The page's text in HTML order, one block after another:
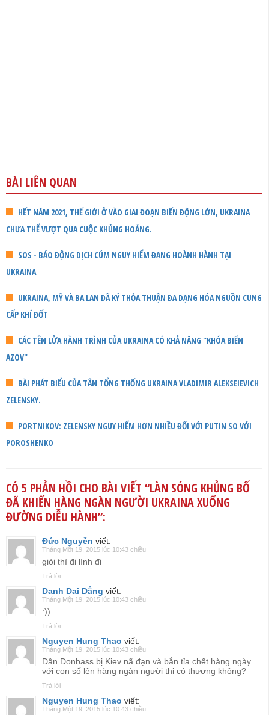
BÀI LIÊN QUAN
HẾT NĂM 2021, THẾ GIỚI Ở VÀO GIAI ĐOẠN BIẾN ĐỘNG LỚN, UKRAINA
CHƯA THỂ VƯỢT QUA CUỘC KHỦNG HOẢNG.
SOS - BÁO ĐỘNG DỊCH CÚM NGUY HIỂM ĐANG HOÀNH HÀNH TẠI
UKRAINA
UKRAINA, MỸ VÀ BA LAN ĐÃ KÝ THỎA THUẬN ĐA DẠNG HÓA NGUỒN CUNG
CẤP KHÍ ĐỐT
CÁC TÊN LỬA HÀNH TRÌNH CỦA UKRAINA CÓ KHẢ NĂNG "KHÓA BIỂN
AZOV"
BÀI PHÁT BIỂU CỦA TÂN TỔNG THỐNG UKRAINA VLADIMIR ALEKSEIEVICH
ZELENSKY.
PORTNIKOV: ZELENSKY NGUY HIỂM HƠN NHIỀU ĐỐI VỚI PUTIN SO VỚI
POROSHENKO
CÓ 5 PHẢN HỒI CHO BÀI VIẾT “LÀN SÓNG KHỦNG BỐ
ĐÃ KHIẾN HÀNG NGÀN NGƯỜI UKRAINA XUỐNG
ĐƯỜNG DIỄU HÀNH”:
Đức Nguyễn viết:
Tháng Một 19, 2015 lúc 10:43 chiều
giỏi thì đi lính đi
Trả lời
Danh Dai Dẳng viết:
Tháng Một 19, 2015 lúc 10:43 chiều
:))
Trả lời
Nguyen Hung Thao viết:
Tháng Một 19, 2015 lúc 10:43 chiều
Dân Donbass bị Kiev nã đạn và bắn tỉa chết hàng ngày
với con số lên hàng ngàn người thi có thương không?
Trả lời
Nguyen Hung Thao viết:
Tháng Một 19, 2015 lúc 10:43 chiều